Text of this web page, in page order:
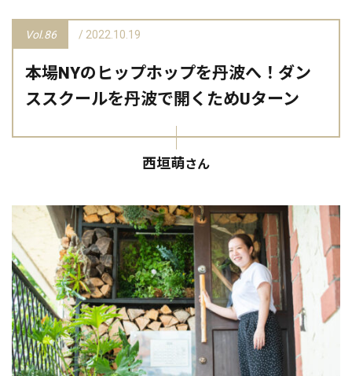
Vol.86 / 2022.10.19
本場NYのヒップホップを丹波へ！ダン
ススクールを丹波で開くためUターン
西垣萌さん